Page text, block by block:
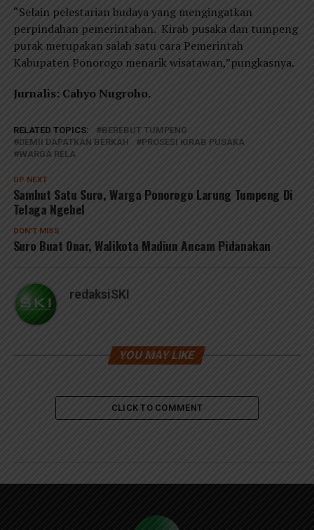
“Selain pelestarian budaya yang mengingatkan
perpindahan pemerintahan. Kirab pusaka dan tumpeng
purak merupakan salah satu cara Pemerintah
Kabupaten Ponorogo menarik wisatawan,”pungkasnya.
Jurnalis: Cahyo Nugroho.
RELATED TOPICS:
BEREBUT TUMPENG
DEMII DAPATKAN BERKAH
PROSESI KIRAB PUSAKA
WARGA RELA
UP NEXT
Sambut Satu Suro, Warga Ponorogo Larung Tumpeng Di
Telaga Ngebel
DON'T MISS
Suro Buat Onar, Walikota Madiun Ancam Pidanakan
redaksiSKI
YOU MAY LIKE
CLICK TO COMMENT